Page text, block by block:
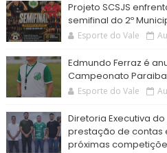
Projeto SCSJS
semifinal do 2º
Esporte do Vale
Edmundo Ferraz é
Campeonato
Esporte do Vale
Diretoria Executiva
prestação de contas
próximas